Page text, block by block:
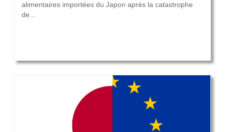
alimentaires importées du Japon après la catastrophe
de...